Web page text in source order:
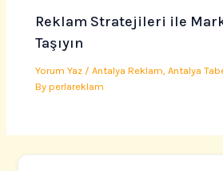
Reklam Stratejileri ile
Taşıyın
Yorum Yaz /Antalya Reklam ,Antalya
Byperlareklam